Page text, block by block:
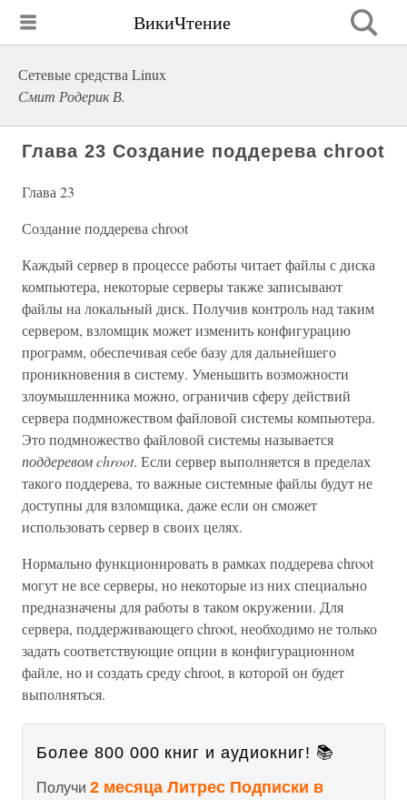
ВикиЧтение
Сетевые средства Linux
Смит Родерик В.
Глава 23 Создание поддерева chroot
Глава 23
Создание поддерева chroot
Каждый сервер в процессе работы читает файлы с диска
компьютера, некоторые серверы также записывают
файлы на локальный диск. Получив контроль над таким
сервером, взломщик может изменить конфигурацию
программ, обеспечивая себе базу для дальнейшего
проникновения в систему. Уменьшить возможности
злоумышленника можно, ограничив сферу действий
сервера подмножеством файловой системы компьютера.
Это подмножество файловой системы называется
поддеревомchroot. Если сервер выполняется в пределах
такого поддерева, то важные системные файлы будут не
доступны для взломщика, даже если он сможет
использовать сервер в своих целях.
Нормально функционировать в рамках поддерева chroot
могут не все серверы, но некоторые из них специально
предназначены для работы в таком окружении. Для
сервера, поддерживающего chroot, необходимо не только
задать соответствующие опции в конфигурационном
файле, но и создать среду chroot, в которой он будет
выполняться.
Более 800 000 книг и аудиокниг! 📚
Получи 2 месяца Литрес Подписки в